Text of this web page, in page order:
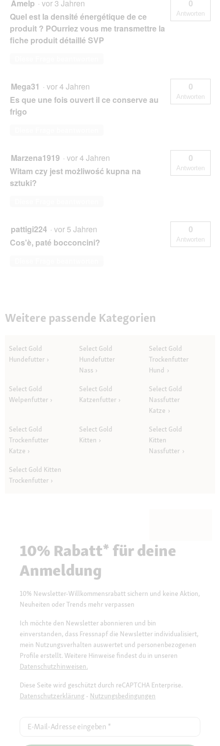
Amelp · vor 3 Jahren
Quel est la densité énergétique de ce
produit ? POurriez vous me transmettre la
fiche produit détaillé SVP
0
Antworten
Mega31 · vor 4 Jahren
Es que une fois ouvert il ce conserve au
frigo
0
Antworten
Marzena1919 · vor 4 Jahren
Witam czy jest możliwość kupna na
sztuki?
0
Antworten
pattigi224 · vor 5 Jahren
Cos'è, paté bocconcini?
0
Antworten
Weitere passende Kategorien
Select Gold
Hundefutter
Select Gold
Hundefutter
Nass
Select Gold
Trockenfutter
Hund
Select Gold
Welpenfutter
Select Gold
Katzenfutter
Select Gold
Nassfutter
Katze
Select Gold
Trockenfutter
Katze
Select Gold
Kitten
Select Gold
Kitten
Nassfutter
Select Gold Kitten
Trockenfutter
10% Rabatt* für deine
Anmeldung
10% Newsletter-Willkommensrabatt sichern und keine Aktion,
Neuheiten oder Trends mehr verpassen
Ich möchte den Newsletter abonnieren und bin
einverstanden, dass Fressnapf die Newsletter individualisiert,
mein Nutzungsverhalten auswertet und personenbezogenen
Profile erstellt. Weitere Hinweise findest du in unseren
Datenschutzhinweisen.
Diese Seite wird geschützt durch reCAPTCHA Enterprise.
Datenschutzerklärung - Nutzungsbedingungen
E-Mail-Adresse eingeben *